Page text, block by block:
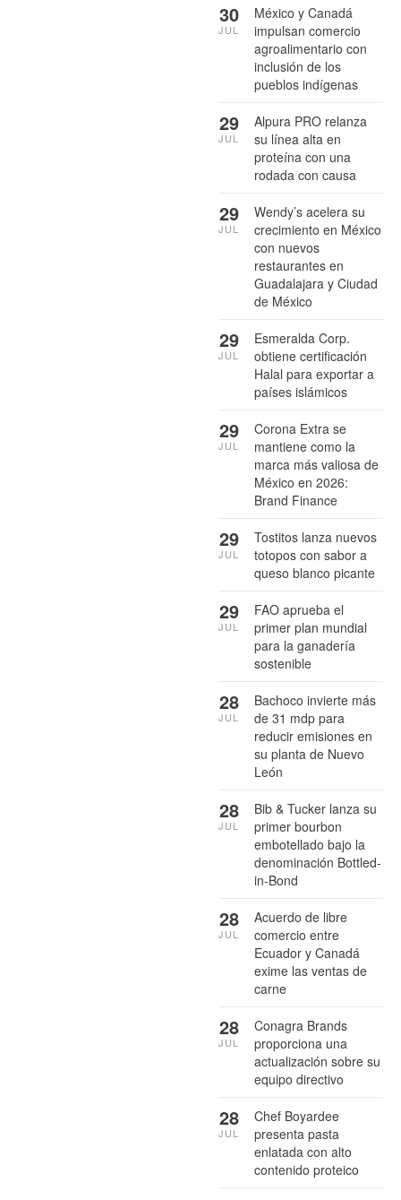
México y Canadá
impulsan comercio
agroalimentario con
inclusión de los
pueblos indígenas
30
JUL
Alpura PRO relanza
su línea alta en
proteína con una
rodada con causa
29
JUL
Wendy’s acelera su
crecimiento en México
con nuevos
restaurantes en
Guadalajara y Ciudad
de México
29
JUL
Esmeralda Corp.
obtiene certificación
Halal para exportar a
países islámicos
29
JUL
Corona Extra se
mantiene como la
marca más valiosa de
México en 2026:
Brand Finance
29
JUL
Tostitos lanza nuevos
totopos con sabor a
queso blanco picante
29
JUL
FAO aprueba el
primer plan mundial
para la ganadería
sostenible
29
JUL
Bachoco invierte más
de 31 mdp para
reducir emisiones en
su planta de Nuevo
León
28
JUL
Bib & Tucker lanza su
primer bourbon
embotellado bajo la
denominación Bottled-
in-Bond
28
JUL
Acuerdo de libre
comercio entre
Ecuador y Canadá
exime las ventas de
carne
28
JUL
Conagra Brands
proporciona una
actualización sobre su
equipo directivo
28
JUL
Chef Boyardee
presenta pasta
enlatada con alto
contenido proteico
28
JUL